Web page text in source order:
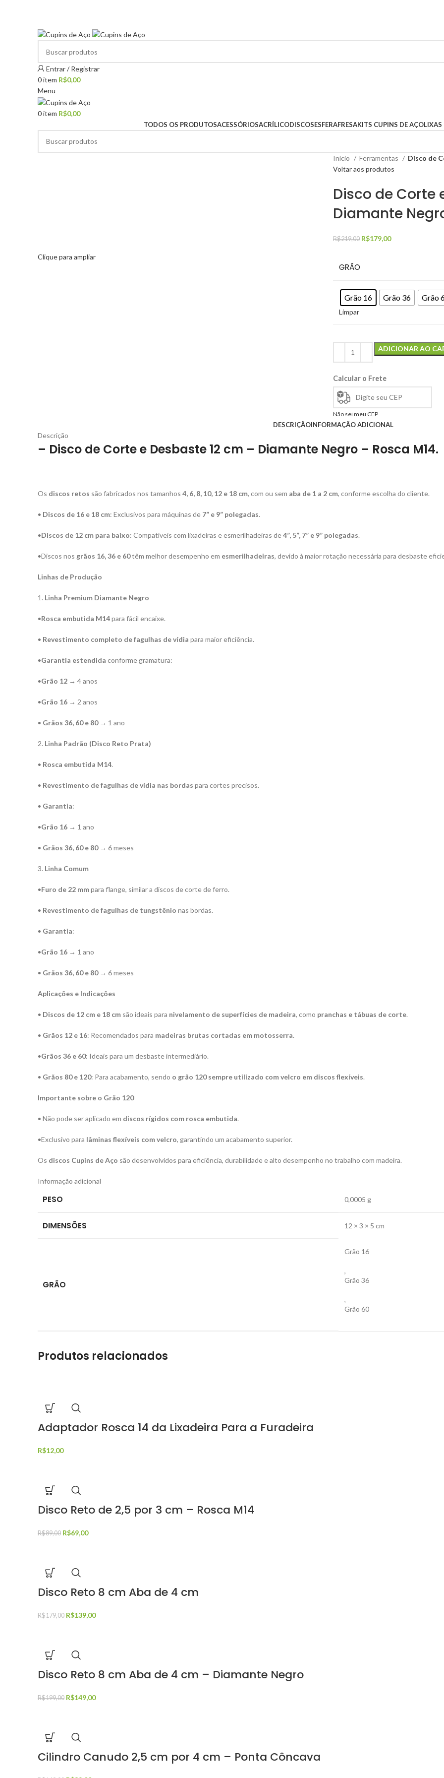
Entrar / Registrar
0item R$0,00
Menu
0item R$0,00
TODOS OS PRODUTOSACESSÓRIOSACRÍLICODISCOSESFERAFRESAKITS CUPINS DE AÇOLIXAS
Clique para ampliar
Início Ferramentas
Disco de
Voltar aos produtos
Disco de Corte
Diamante
R$219,00 R$179,00
GRÃO
Grão 16 Grão 36 Grão
Limpar
ADICIONAR AO
Calcular o Frete
Não sei meu CEP
DESCRIÇÃOINFORMAÇÃO ADICIONAL
Descrição
– Disco de Corte e Desbaste 12 cm – Diamante Negro – Rosca M14.
Os discos retos são fabricados nos tamanhos 4, 6, 8, 10, 12 e 18 cm, com ou sem aba de 1 a 2 cm, conforme escolha do cliente.
• Discos de 16 e 18 cm: Exclusivos para máquinas de 7” e 9” polegadas.
•Discos de 12 cm para baixo: Compatíveis com lixadeiras e esmerilhadeiras de4”, 5”, 7” e 9” polegadas.
•Discos nos grãos 16, 36 e 60têm melhor desempenho em esmerilhadeiras, devido à maior rotação necessária para desbaste
Linhas de Produção
1. Linha Premium Diamante Negro
•Rosca embutida M14para fácil encaixe.
• Revestimento completo de fagulhas de vídia para maior eficiência.
•Garantia estendida conforme gramatura:
•Grão 12 → 4 anos
•Grão 16 → 2 anos
• Grãos 36, 60 e 80→ 1 ano
2. Linha Padrão (Disco Reto Prata)
• Rosca embutida M14.
• Revestimento de fagulhas de vídia nas bordas para cortes precisos.
• Garantia:
•Grão 16 → 1 ano
• Grãos 36, 60 e 80→ 6 meses
3. Linha Comum
•Furo de 22 mmpara flange, similar a discos de corte de ferro.
• Revestimento de fagulhas de tungstênio nas bordas.
• Garantia:
•Grão 16 → 1 ano
• Grãos 36, 60 e 80→ 6 meses
Aplicações e Indicações
• Discos de 12 cm e 18 cm são ideais para nivelamento de superfícies de madeira, como pranchas e tábuas de corte.
• Grãos 12 e 16: Recomendados para madeiras brutas cortadas em motosserra.
•Grãos 36 e 60: Ideais para um desbaste intermediário.
• Grãos 80 e 120: Para acabamento, sendo o grão 120 sempre utilizado com velcro em discos flexíveis.
Importante sobre o Grão 120
• Não pode ser aplicado em discos rígidos com rosca embutida.
•Exclusivo para lâminas flexíveis com velcro, garantindo um acabamento superior.
Os discos Cupins de Aço são desenvolvidos para eficiência, durabilidade e alto desempenho no trabalho com madeira.
Informação adicional
PESO 0,0005 g
DIMENSÕES 12 × 3 × 5 cm
GRÃO
Grão 16
,
Grão 36
,
Grão 60
Produtos relacionados
Adaptador Rosca 14 da Lixadeira Para a Furadeira
R$12,00
Disco Reto de 2,5 por 3 cm – Rosca M14
R$89,00 R$69,00
Disco Reto 8 cm Aba de 4 cm
R$179,00 R$139,00
Disco Reto 8 cm Aba de 4 cm – Diamante Negro
R$199,00 R$149,00
Cilindro Canudo 2,5 cm por 4 cm – Ponta Côncava